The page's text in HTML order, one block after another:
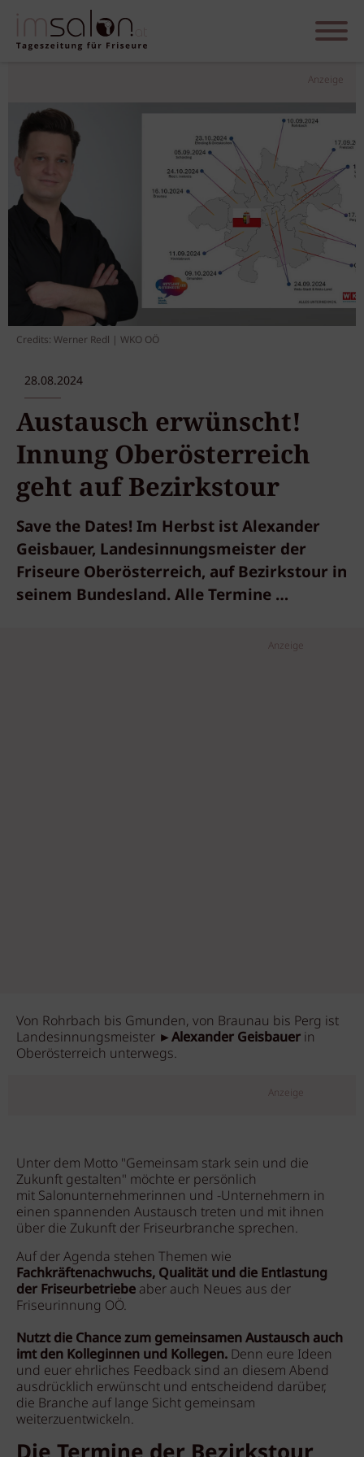
Anzeige
Credits: Werner Redl | WKO OÖ
28.08.2024
Austausch erwünscht!
Innung Oberösterreich
geht auf Bezirkstour
Save the Dates! Im Herbst ist Alexander
Geisbauer, Landesinnungsmeister der
Friseure Oberösterreich, auf Bezirkstour in
seinem Bundesland. Alle Termine …
Anzeige
Von Rohrbach bis Gmunden, von Braunau bis Perg ist
Landesinnungsmeister ►Alexander Geisbauer in
Oberösterreich unterwegs.
Anzeige
Unter dem Motto "Gemeinsam stark sein und die
Zukunft gestalten" möchte er persönlich
mit Salonunternehmerinnen und -Unternehmern in
einen spannenden Austausch treten und mit ihnen
über die Zukunft der Friseurbranche sprechen.
Auf der Agenda stehen Themen wie
Fachkräftenachwuchs, Qualität und die Entlastung
der Friseurbetriebe aber auch Neues aus der
Friseurinnung OÖ.
Nutzt die Chance zum gemeinsamen Austausch auch
imt den Kolleginnen und Kollegen. Denn eure Ideen
und euer ehrliches Feedback sind an diesem Abend
ausdrücklich erwünscht und entscheidend darüber,
die Branche auf lange Sicht gemeinsam
weiterzuentwickeln.